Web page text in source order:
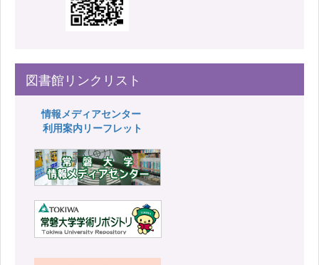
図書館リンクリスト
情報メディアセンター
利用案内リーフレット